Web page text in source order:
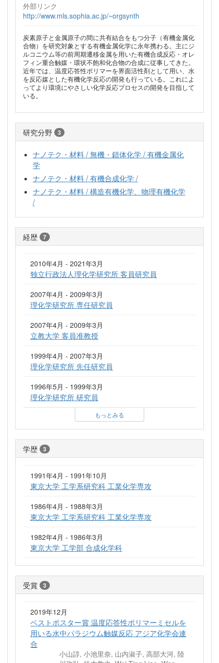
外部リンク
http://www.mls.sophia.ac.jp/~orgsynth
炭素原子と金属原子の間に共有結合をもつ分子（有機金属化
合物）を研究対象とする有機金属化学に永年携わる。主にジ
ルコニウム等の前周期遷移金属を用いた有機合成反応・オレ
フィン重合触媒・環状不飽和化合物の合成に従事してきた。
近年では、温度応答性ポリマーを界面活性剤として用い、水
を反応媒とした有機化学反応の開発も行っている。これによ
ってより環境にやさしい化学反応プロセスの開発を目指して
いる。
研究分野 3
ナノテク・材料 / 無機・錯体化学 / 有機金属化
学
ナノテク・材料 / 有機合成化学 /
ナノテク・材料 / 構造有機化学、物理有機化学
/
経歴 7
2010年4月 - 2021年3月
独立行政法人理化学研究所 客員研究員
2007年4月 - 2009年3月
理化学研究所 専任研究員
2007年4月 - 2009年3月
立教大学 客員准教授
1999年4月 - 2007年3月
理化学研究所 先任研究員
1996年5月 - 1999年3月
理化学研究所 研究員
もっとみる
学歴 3
1991年4月 - 1991年10月
東京大学 工学系研究科 工業化学専攻
1986年4月 - 1988年3月
東京大学 工学系研究科 工業化学専攻
1982年4月 - 1986年3月
東京大学 工学部 合成化学科
受賞 3
2019年12月
ベストポスター賞 温度応答性ポリマーミセルを
用いる水中パラジウム触媒反応 アジア化学会連
合
小山諄, 小池里奈, 山内淑子, 高部大河, 陸